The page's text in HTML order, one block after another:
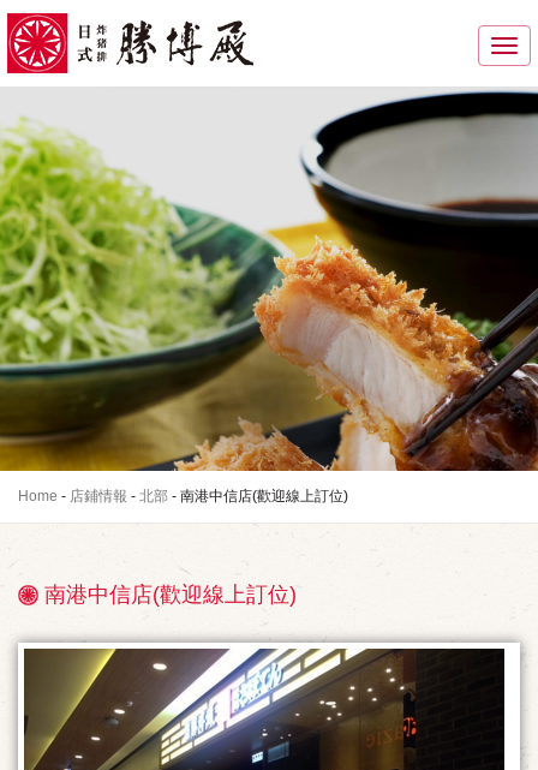
Toggle
Home - 店鋪情報 - 北部 - 南港中信店(歡迎線上訂位)
店
情
報
南港中信店(歡迎線上訂位)